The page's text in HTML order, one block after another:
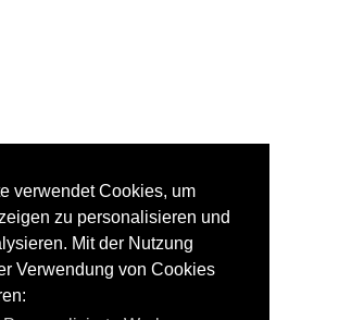
verwendet Cookies, um
zu personalisieren und
Mit der Nutzung
Verwendung von Cookies